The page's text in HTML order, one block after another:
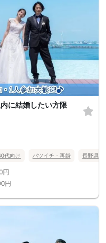
に結婚したい方限
代向け バツイチ・再婚 長野県
円
円